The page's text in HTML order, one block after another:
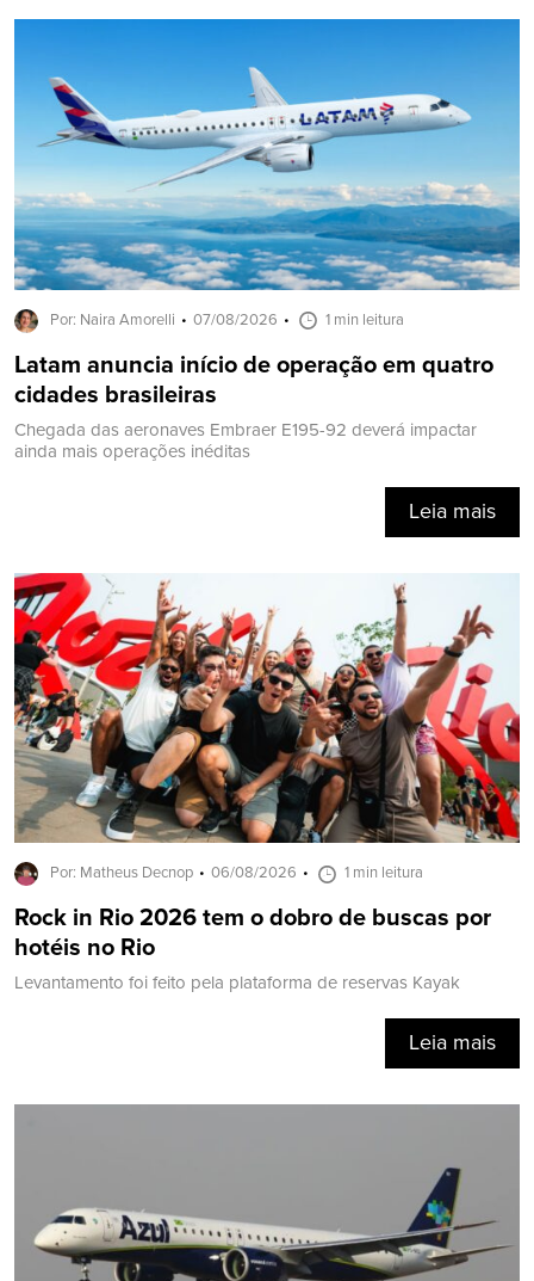
Por: Naira Amorelli 07/08/2026 1 min leitura
Latam anuncia início de operação em quatro
cidades brasileiras
Chegada das aeronaves Embraer E195-92 deverá impactar
ainda mais operações inéditas
Leia mais
Por: Matheus Decnop 06/08/2026 1 min leitura
Rock in Rio 2026 tem o dobro de buscas por
hotéis no Rio
Levantamento foi feito pela plataforma de reservas Kayak
Leia mais